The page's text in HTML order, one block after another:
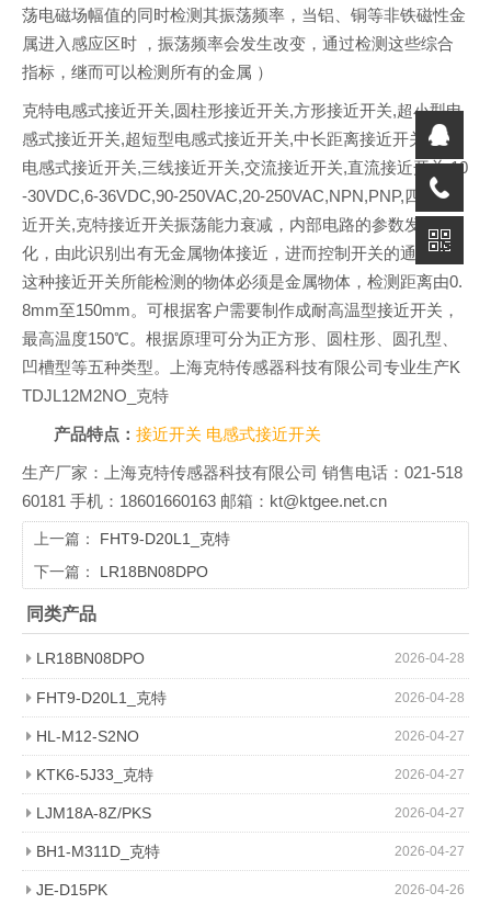
荡电磁场幅值的同时检测其振荡频率，当铝、铜等非铁磁性金
属进入感应区时 ，振荡频率会发生改变，通过检测这些综合
指标，继而可以检测所有的金属 ）
克特电感式接近开关,圆柱形接近开关,方形接近开关,超小型电
感式接近开关,超短型电感式接近开关,中长距离接近开关,两线
电感式接近开关,三线接近开关,交流接近开关,直流接近开关,10
-30VDC,6-36VDC,90-250VAC,20-250VAC,NPN,PNP,四线接
近开关,克特接近开关振荡能力衰减，内部电路的参数发生变
化，由此识别出有无金属物体接近，进而控制开关的通或断。
这种接近开关所能检测的物体必须是金属物体，检测距离由0.
8mm至150mm。可根据客户需要制作成耐高温型接近开关，
最高温度150℃。根据原理可分为正方形、圆柱形、圆孔型、
凹槽型等五种类型。上海克特传感器科技有限公司专业生产K
TDJL12M2NO_克特
产品特点：接近开关 电感式接近开关
生产厂家：上海克特传感器科技有限公司 销售电话：021-518
60181 手机：18601660163 邮箱：kt@ktgee.net.cn
上一篇： FHT9-D20L1_克特
下一篇： LR18BN08DPO
同类产品
2026-04-28
LR18BN08DPO
2026-04-28
FHT9-D20L1_克特
2026-04-27
HL-M12-S2NO
2026-04-27
KTK6-5J33_克特
2026-04-27
LJM18A-8Z/PKS
2026-04-27
BH1-M311D_克特
2026-04-26
JE-D15PK